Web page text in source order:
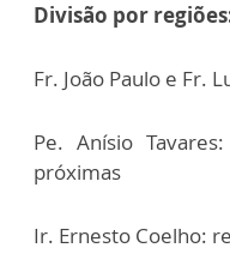
Divisão por
Fr. João Paulo e Fr.
Pe. Anísio
próximas
Ir. Ernesto Coelho: